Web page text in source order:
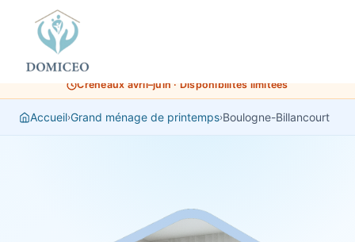
Créneaux avril–juin · Disponibilités limitées
Accueil›Grand ménage de printemps›Boulogne-Billancourt
Panneau de gestion des cookies